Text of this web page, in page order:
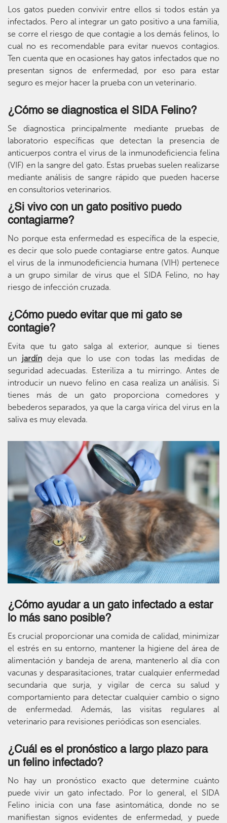
Los gatos pueden convivir entre ellos si todos están ya
infectados. Pero al integrar un gato positivo a una familia,
se corre el riesgo de que contagie a los demás felinos, lo
cual no es recomendable para evitar nuevos contagios.
Ten cuenta que en ocasiones hay gatos infectados que no
presentan signos de enfermedad, por eso para estar
seguro es mejor hacer la prueba con un veterinario.
¿Cómo se diagnostica el SIDA Felino?
Se diagnostica principalmente mediante pruebas de
laboratorio específicas que detectan la presencia de
anticuerpos contra el virus de la inmunodeficiencia felina
(VIF) en la sangre del gato. Estas pruebas suelen realizarse
mediante análisis de sangre rápido que pueden hacerse
en consultorios veterinarios.
¿Si vivo con un gato positivo puedo
contagiarme?
No porque esta enfermedad es específica de la especie,
es decir que solo puede contagiarse entre gatos. Aunque
el virus de la inmunodeficiencia humana (VIH) pertenece
a un grupo similar de virus que el SIDA Felino, no hay
riesgo de infección cruzada.
¿Cómo puedo evitar que mi gato se
contagie?
Evita que tu gato salga al exterior, aunque si tienes
un jardíndeja que lo use con todas las medidas de
seguridad adecuadas. Esteriliza a tu mirringo. Antes de
introducir un nuevo felino en casa realiza un análisis. Si
tienes más de un gato proporciona comedores y
bebederos separados, ya que la carga vírica del virus en la
saliva es muy elevada.
¿Cómo ayudar a un gato infectado a estar
lo más sano posible?
Es crucial proporcionar una comida de calidad, minimizar
el estrés en su entorno, mantener la higiene del área de
alimentación y bandeja de arena, mantenerlo al día con
vacunas y desparasitaciones, tratar cualquier enfermedad
secundaria que surja, y vigilar de cerca su salud y
comportamiento para detectar cualquier cambio o signo
de enfermedad. Además, las visitas regulares al
veterinario para revisiones periódicas son esenciales.
¿Cuál es el pronóstico a largo plazo para
un felino infectado?
No hay un pronóstico exacto que determine cuánto
puede vivir un gato infectado. Por lo general, el SIDA
Felino inicia con una fase asintomática, donde no se
manifiestan signos evidentes de enfermedad, y puede